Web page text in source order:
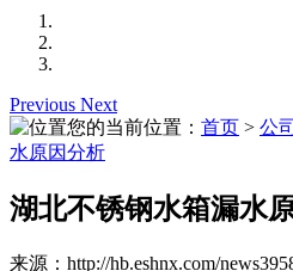
Previous Next
您的当前位置： 首页 > 公
水原因分析
湖北不锈钢水箱漏水
来源：http://hb.eshnx.com/